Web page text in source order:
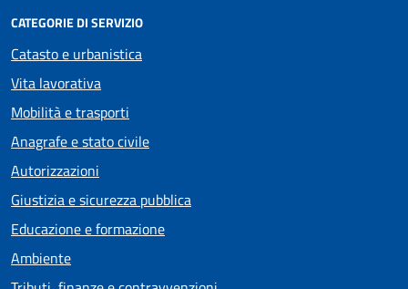
CATEGORIE DI SERVIZIO
Catasto e urbanistica
Vita lavorativa
Mobilità e trasporti
Anagrafe e stato civile
Autorizzazioni
Giustizia e sicurezza pubblica
Educazione e formazione
Ambiente